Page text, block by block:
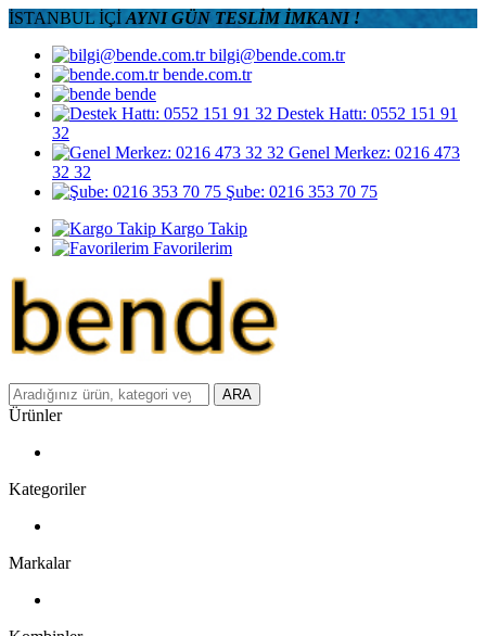
İSTANBUL İÇİ AYNI GÜN TESLİM İMKANI !
bilgi@bende.com.tr
bende.com.tr
bende
Destek Hattı: 0552 151 91
32
Genel Merkez: 0216 473
32 32
Şube: 0216 353 70 75
Kargo Takip
Favorilerim
ARA
Ürünler
Kategoriler
Markalar